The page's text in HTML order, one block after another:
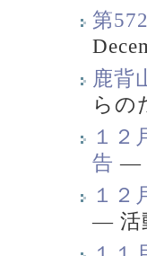
第
鹿背
らの
１２
告
１２
—活